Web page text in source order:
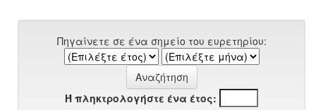
Πηγαίνετε σε ένα σημείο του ευρετηρίου:
Ή πληκτρολογήστε ένα έτος: